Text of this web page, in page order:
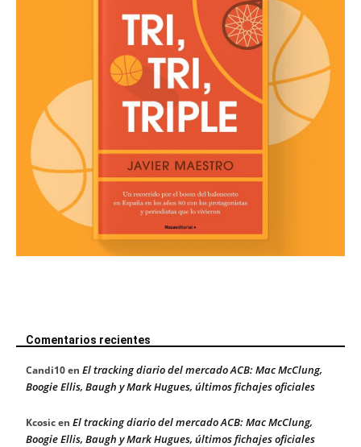
Comentarios recientes
Candi10en El tracking diario del mercado ACB: Mac McClung,
Boogie Ellis, Baugh y Mark Hugues, últimos fichajes oficiales
Kcosicen El tracking diario del mercado ACB: Mac McClung,
Boogie Ellis, Baugh y Mark Hugues, últimos fichajes oficiales